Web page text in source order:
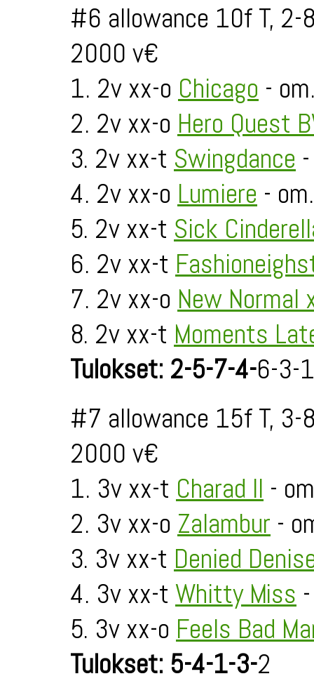
#6 allowance 10f T,
2000 v€
1. 2v xx-o Chicago -
2. 2v xx-o Hero Quest
3. 2v xx-t Swingdance
4. 2v xx-o Lumiere -
5. 2v xx-t Sick
6. 2v xx-t
7. 2v xx-o New Normal
8. 2v xx-t Moments
Tulokset: 2-5-7-4-6-3-
#7 allowance 15f T,
2000 v€
1. 3v xx-t Charad II -
2. 3v xx-o Zalambur -
3. 3v xx-t Denied
4. 3v xx-t Whitty Miss
5. 3v xx-o Feels Bad
Tulokset: 5-4-1-3-2